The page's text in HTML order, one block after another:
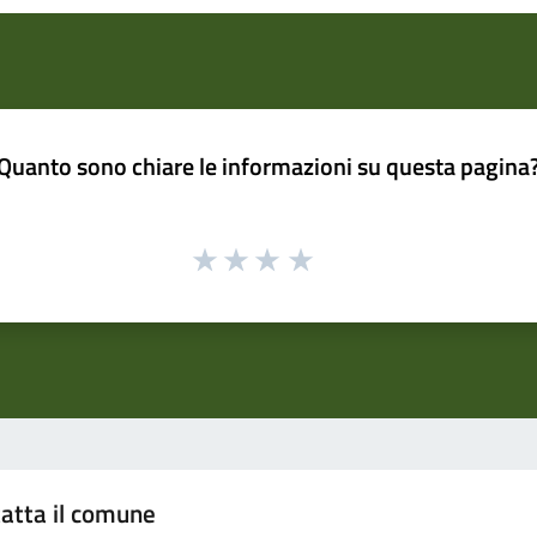
sono chiare le informazioni su questa
il comune